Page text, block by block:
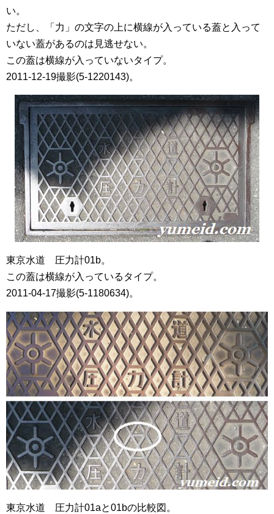
い。
ただし、「力」の文字の上に横線が入っている蓋と入って
いない蓋があるのは見逃せない。
この蓋は横線が入っていないタイプ。
2011-12-19撮影(5-1220143)。
東京水道 圧力計01b。
この蓋は横線が入っているタイプ。
2011-04-17撮影(5-1180634)。
東京水道 圧力計01aと01bの比較図。